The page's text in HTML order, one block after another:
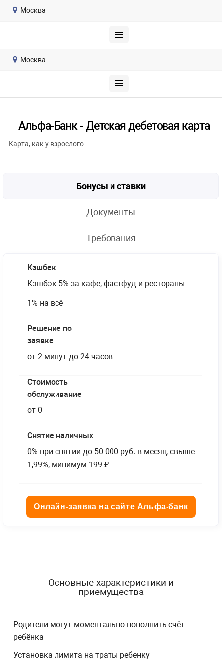
Москва
Москва
Альфа-Банк - Детская дебетовая карта
Карта, как у взрослого
Бонусы и ставки
Документы
Требования
Кэшбек
Кэшбэк 5% за кафе, фастфуд и рестораны
1% на всё
Решение по
заявке
от 2 минут до 24 часов
Стоимость
обслуживание
от 0
Снятие наличных
0% при снятии до 50 000 руб. в месяц, свыше
1,99%, минимум 199 ₽
Онлайн-заявка на сайте Альфа-банк
Основные характеристики и
приемущества
Родители могут моментально пополнить счёт
ребёнка
Установка лимита на траты ребенку